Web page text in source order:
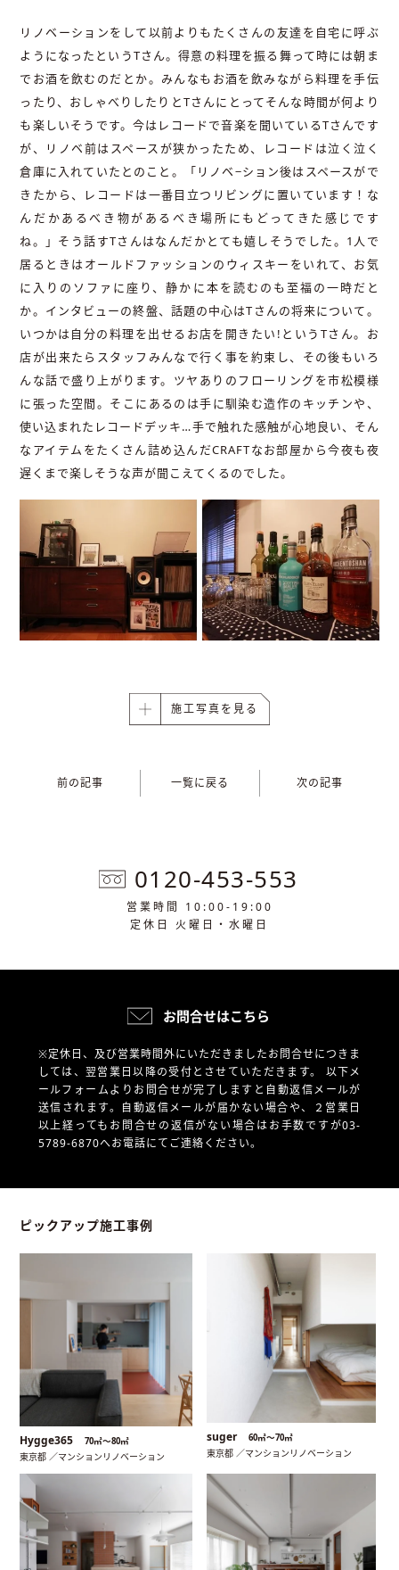
リノベーションをして以前よりもたくさんの友達を自宅に呼ぶ
ようになったというTさん。得意の料理を振る舞って時には朝ま
でお酒を飲むのだとか。みんなもお酒を飲みながら料理を手伝
ったり、おしゃべりしたりとTさんにとってそんな時間が何より
も楽しいそうです。今はレコードで音楽を聞いているTさんです
が、リノベ前はスペースが狭かったため、レコードは泣く泣く
倉庫に入れていたとのこと。「リノベ−ション後はスペースがで
きたから、レコードは一番目立つリビングに置いています！な
んだかあるべき物があるべき場所にもどってきた感じです
ね。」そう話すTさんはなんだかとても嬉しそうでした。1人で
居るときはオールドファッションのウィスキーをいれて、お気
に入りのソファに座り、静かに本を読むのも至福の一時だと
か。インタビューの終盤、話題の中心はTさんの将来について。
いつかは自分の料理を出せるお店を開きたい!というTさん。お
店が出来たらスタッフみんなで行く事を約束し、その後もいろ
んな話で盛り上がります。ツヤありのフローリングを市松模様
に張った空間。そこにあるのは手に馴染む造作のキッチンや、
使い込まれたレコードデッキ…手で触れた感触が心地良い、そん
なアイテムをたくさん詰め込んだCRAFTなお部屋から今夜も夜
遅くまで楽しそうな声が聞こえてくるのでした。
施工写真を見る
前の記事 一覧に戻る 次の記事
0120-453-553
営業時間 10:00-19:00
定休日 火曜日・水曜日
お問合せはこちら
※定休日、及び営業時間外にいただきましたお問合せにつきま
しては、翌営業日以降の受付とさせていただきます。 以下メ
ールフォームよりお問合せが完了しますと自動返信メールが
送信されます。自動返信メールが届かない場合や、
２営業日
以上経ってもお問合せの返信がない場合はお手数ですが03-
5789-6870へお電話にてご連絡ください。
ピックアップ施工事例
Hygge365 70㎡〜80㎡
東京都 ／マンションリノベーション
suger 60㎡〜70㎡
東京都 ／マンションリノベーション